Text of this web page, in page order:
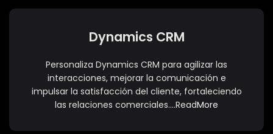
Dynamics CRM
Personaliza Dynamics CRM para agilizar las
interacciones, mejorar la comunicación e
impulsar la satisfacción del cliente, fortaleciendo
las relaciones comerciales….ReadMore